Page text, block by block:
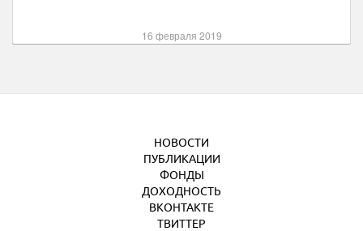
16 февраля 2019
НОВОСТИ
ПУБЛИКАЦИИ
ФОНДЫ
ДОХОДНОСТЬ
ВКОНТАКТЕ
ТВИТТЕР